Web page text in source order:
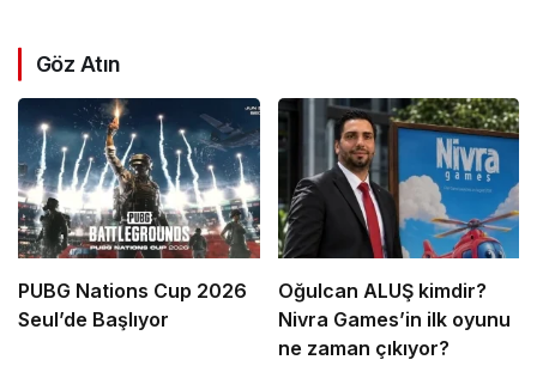
Göz Atın
PUBG Nations Cup 2026
Seul’de Başlıyor
Oğulcan ALUŞ kimdir?
Nivra Games’in ilk oyunu
ne zaman çıkıyor?